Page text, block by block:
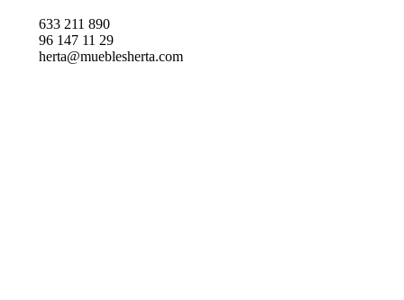
633 211 890
96 147 11 29
herta@mueblesherta.com